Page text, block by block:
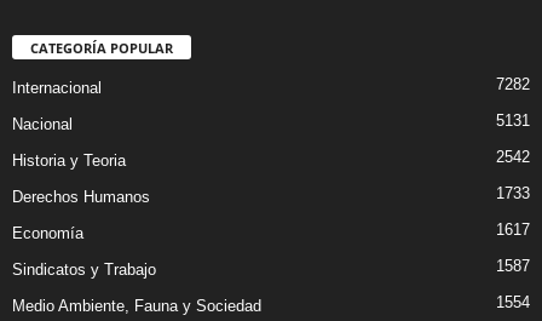
CATEGORÍA POPULAR
Internacional 7282
Nacional 5131
Historia y Teoria 2542
Derechos Humanos 1733
Economía 1617
Sindicatos y Trabajo 1587
Medio Ambiente, Fauna y Sociedad 1554